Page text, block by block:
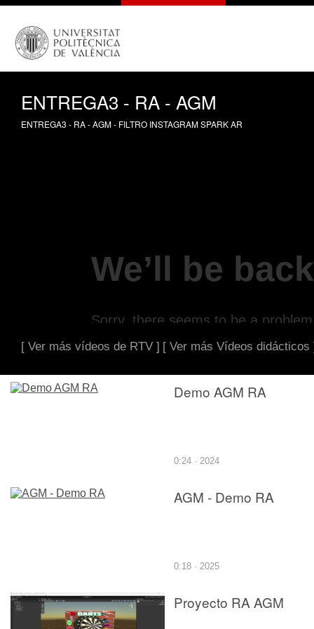
ENTREGA3 - RA - AGM
ENTREGA3 - RA - AGM - FILTRO INSTAGRAM SPARK AR
[ Ver más vídeos de RTV ] [ Ver más Vídeos didácticos
Demo AGM RA
0:24 · 2024
AGM - Demo RA
0:18 · 2025
Proyecto RA AGM